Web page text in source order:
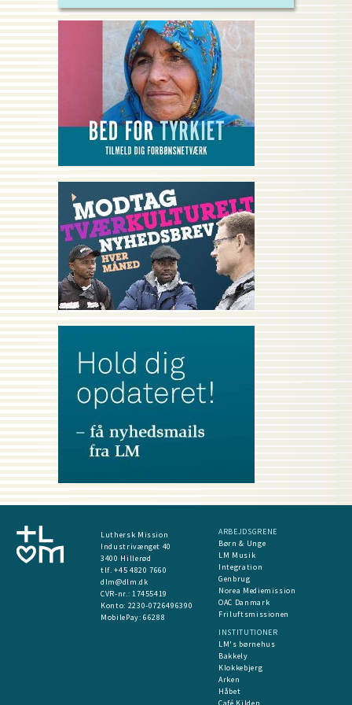
Luthersk Mission
Industrivænget 40
3400 Hillerød
tlf. +45 4820 7660
dlm@dlm.dk
CVR-nr.: 17455419
​Konto: 2230-0726496390
MobilePay:66288
ARBEJDSGRENE
Børn & Unge
LM Musik
Integration
Genbrug
Norea Mediemission
OAC Danmark
Friluftsmissionen
INSTITUTIONER
LM's børnehus
Bakkely
Klokkebjerg
Arken
Håbet